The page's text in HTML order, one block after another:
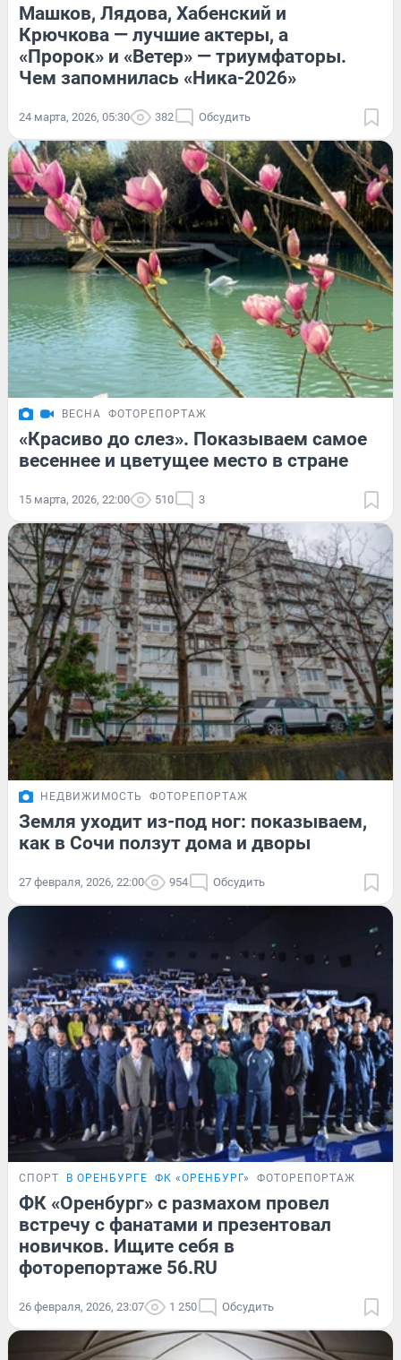
Машков, Лядова, Хабенский и
Крючкова — лучшие актеры, а
«Пророк» и «Ветер» — триумфаторы.
Чем запомнилась «Ника-2026»
24 марта, 2026, 05:30 382 Обсудить
ВЕСНА ФОТОРЕПОРТАЖ
«Красиво до слез». Показываем самое
весеннее и цветущее место в стране
15 марта, 2026, 22:00 510 3
НЕДВИЖИМОСТЬ ФОТОРЕПОРТАЖ
Земля уходит из-под ног: показываем,
как в Сочи ползут дома и дворы
27 февраля, 2026, 22:00 954 Обсудить
СПОРТ В ОРЕНБУРГЕ ФК «ОРЕНБУРГ» ФОТОРЕПОРТАЖ
ФК «Оренбург» с размахом провел
встречу с фанатами и презентовал
новичков. Ищите себя в
фоторепортаже 56.RU
26 февраля, 2026, 23:07 1 250 Обсудить